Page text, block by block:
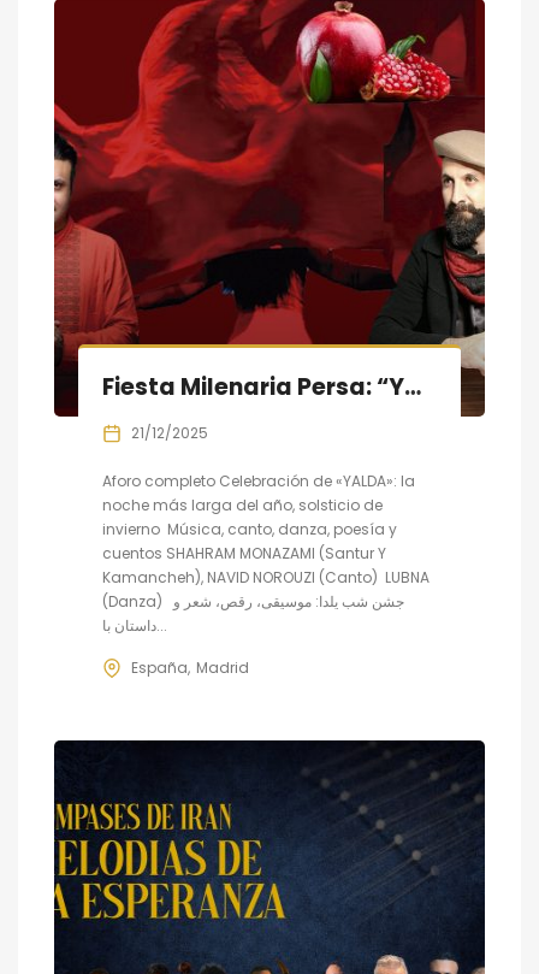
Fiesta Milenaria Persa: “Yalda”: música, danza, canto y pesía
21/12/2025
Aforo completo Celebración de «YALDA»: la
noche más larga del año, solsticio de
invierno Música, canto, danza, poesía y
cuentos SHAHRAM MONAZAMI (Santur Y
Kamancheh), NAVID NOROUZI (Canto) LUBNA
(Danza) جشن شب یلدا: موسیقی، رقص، شعر و
داستان با...
España Madrid